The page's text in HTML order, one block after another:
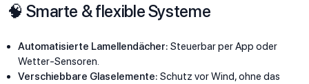
🧠 Smarte & flexible Systeme
Automatisierte Lamellendächer: Steuerbar per App oder
Wetter-Sensoren.
Verschiebbare Glaselemente: Schutz vor Wind, ohne das